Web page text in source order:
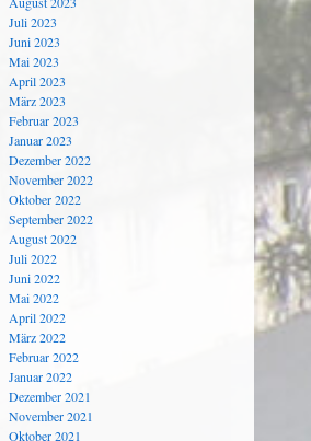
Juli 2023
Juni 2023
Mai 2023
April 2023
März 2023
Februar 2023
Januar 2023
Dezember 2022
November 2022
Oktober 2022
September 2022
August 2022
Juli 2022
Juni 2022
Mai 2022
April 2022
März 2022
Februar 2022
Januar 2022
Dezember 2021
November 2021
Oktober 2021